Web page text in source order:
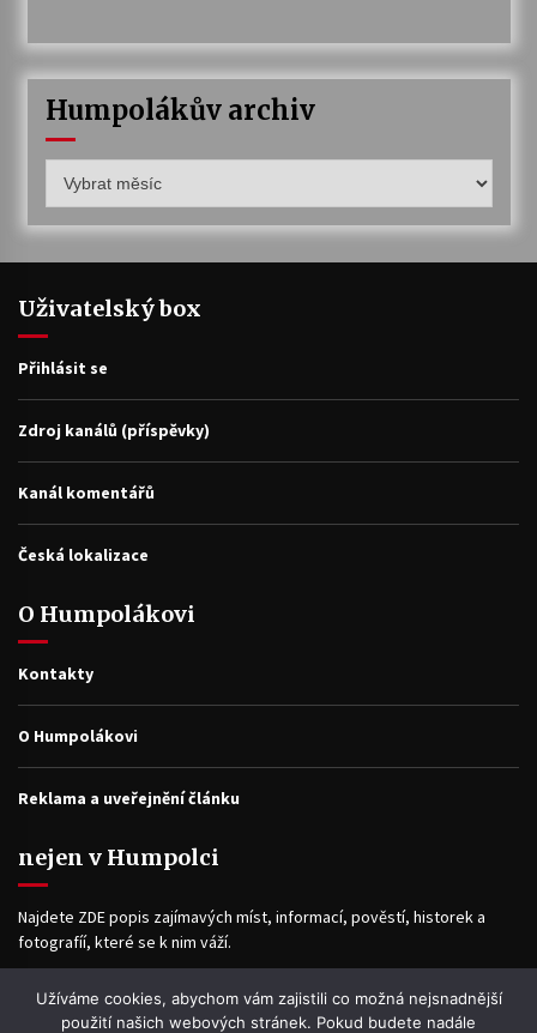
Humpolákův archiv
archiv
Uživatelský box
Přihlásit se
Zdroj kanálů (příspěvky)
Kanál komentářů
Česká lokalizace
O Humpolákovi
Kontakty
O Humpolákovi
Reklama a uveřejnění článku
nejen v Humpolci
Najdete ZDE popis zajímavých míst, informací, pověstí, historek a
fotografíí, které se k nim váží.
Užíváme cookies, abychom vám zajistili co možná nejsnadnější
použití našich webových stránek. Pokud budete nadále